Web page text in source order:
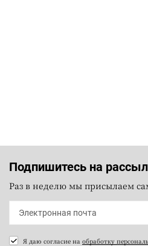
Подпишитесь на
Раз в неделю мы присылаем
Я даю согласие на обработку